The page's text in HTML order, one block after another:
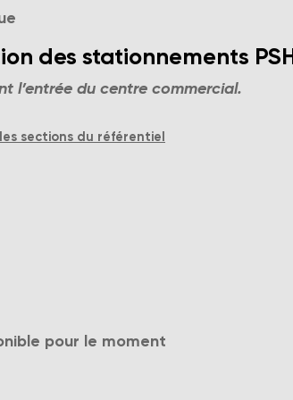
des stationnements PSH
des stationnements PSH
l’entrée du centre commercial.
sections du référentiel
pour le moment